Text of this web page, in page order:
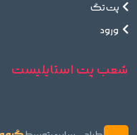
پت تگ
ورود
شعب پت استایلیست